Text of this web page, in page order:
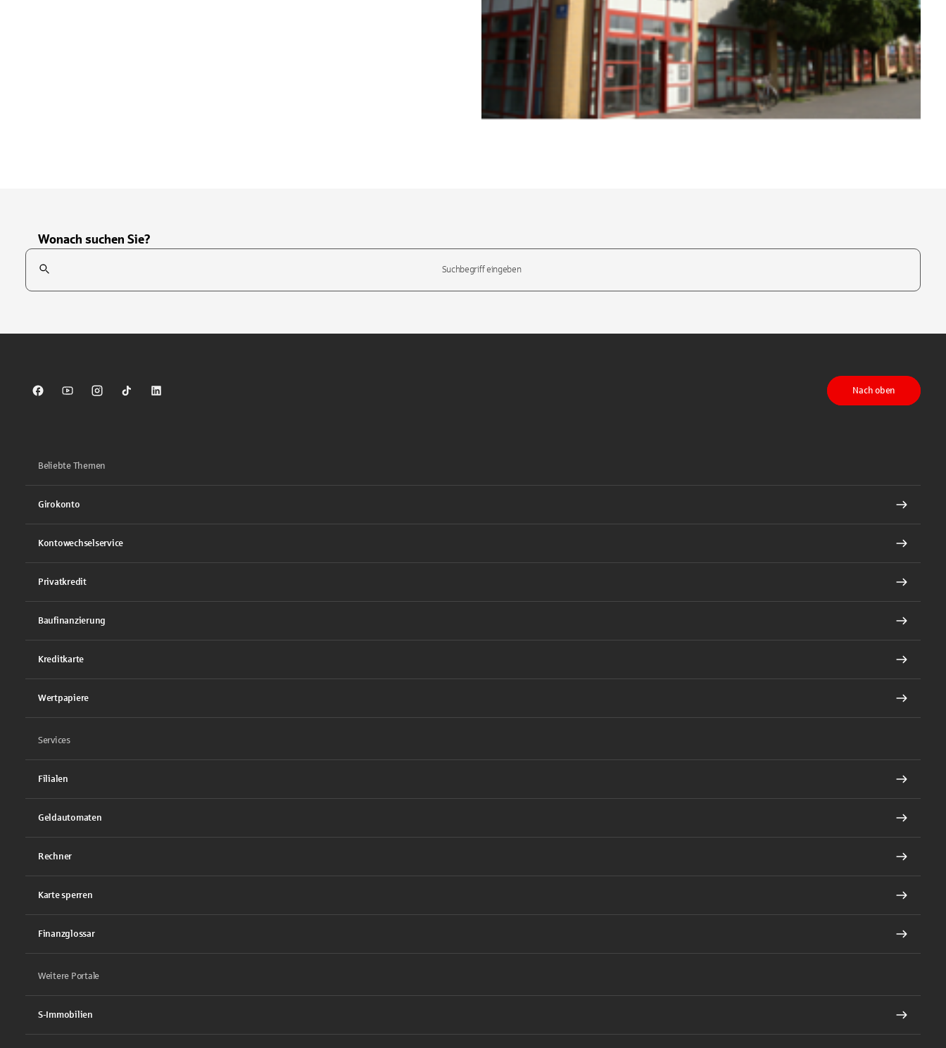
Wonach suchen Sie?
Suchfeld
Sparkasse auf Facebook
Sparkasse auf Youtube
Sparkasse auf Instagram
Sparkasse auf TikTok
Sparkasse auf LinkedIn
Nach oben
Beliebte Themen
Girokonto
Kontowechselservice
Privatkredit
Baufinanzierung
Kreditkarte
Wertpapiere
Services
Filialen
Geldautomaten
Rechner
Karte sperren
Finanzglossar
Weitere Portale
S-Immobilien